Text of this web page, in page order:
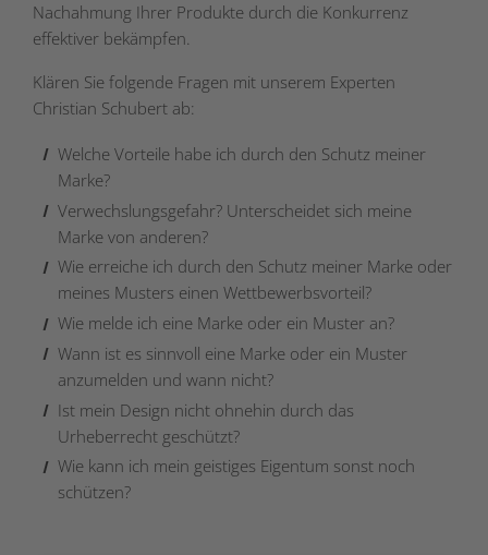
Nachahmung Ihrer Produkte durch die Konkurrenz
effektiver bekämpfen.
Klären Sie folgende Fragen mit unserem Experten
Christian Schubert ab:
Welche Vorteile habe ich durch den Schutz meiner
Marke?
Verwechslungsgefahr? Unterscheidet sich meine
Marke von anderen?
Wie erreiche ich durch den Schutz meiner Marke oder
meines Musters einen Wettbewerbsvorteil?
Wie melde ich eine Marke oder ein Muster an?
Wann ist es sinnvoll eine Marke oder ein Muster
anzumelden und wann nicht?
Ist mein Design nicht ohnehin durch das
Urheberrecht geschützt?
Wie kann ich mein geistiges Eigentum sonst noch
schützen?